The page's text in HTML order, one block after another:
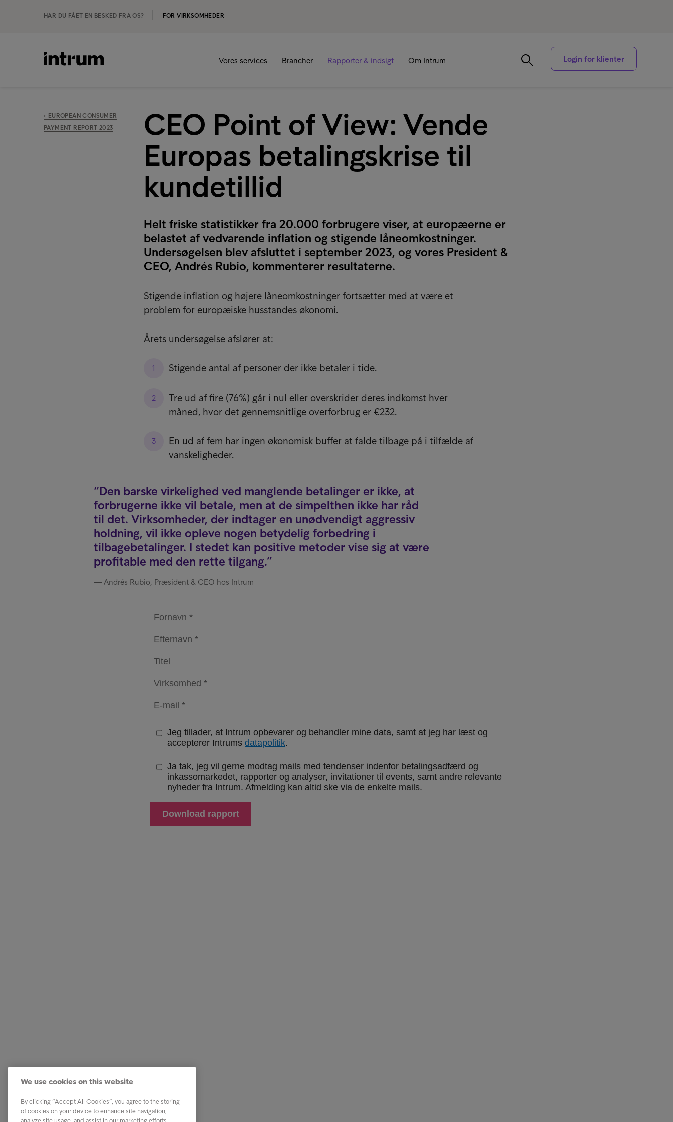
HAR DU FÅET EN BESKED FRA OS? FOR VIRKSOMHEDER
Vores services Brancher Rapporter & indsigt Om Intrum Login for klienter
‹ EUROPEAN CONSUMER
PAYMENT REPORT 2023
CEO Point of View: Vende
Europas betalingskrise til
kundetillid
Helt friske statistikker fra 20.000 forbrugere viser, at europæerne er
belastet af vedvarende inflation og stigende låneomkostninger.
Undersøgelsen blev afsluttet i september 2023, og vores President &
CEO, Andrés Rubio, kommenterer resultaterne.
Stigende inflation og højere låneomkostninger fortsætter med at være et
problem for europæiske husstandes økonomi.
Årets undersøgelse afslører at:
Stigende antal af personer der ikke betaler i tide.
Tre ud af fire (76%) går i nul eller overskrider deres indkomst hver
måned, hvor det gennemsnitlige overforbrug er €232.
En ud af fem har ingen økonomisk buffer at falde tilbage på i tilfælde af
vanskeligheder.
Den barske virkelighed ved manglende betalinger er ikke, at
forbrugerne ikke vil betale, men at de simpelthen ikke har råd
til det. Virksomheder, der indtager en unødvendigt aggressiv
holdning, vil ikke opleve nogen betydelig forbedring i
tilbagebetalinger. I stedet kan positive metoder vise sig at være
profitable med den rette tilgang.
Andrés Rubio, Præsident & CEO hos Intrum
Vores services
Rapporter & indsigt
We use cookies on this website
By clicking “Accept All Cookies”, you agree to the storing
of cookies on your device to enhance site navigation,